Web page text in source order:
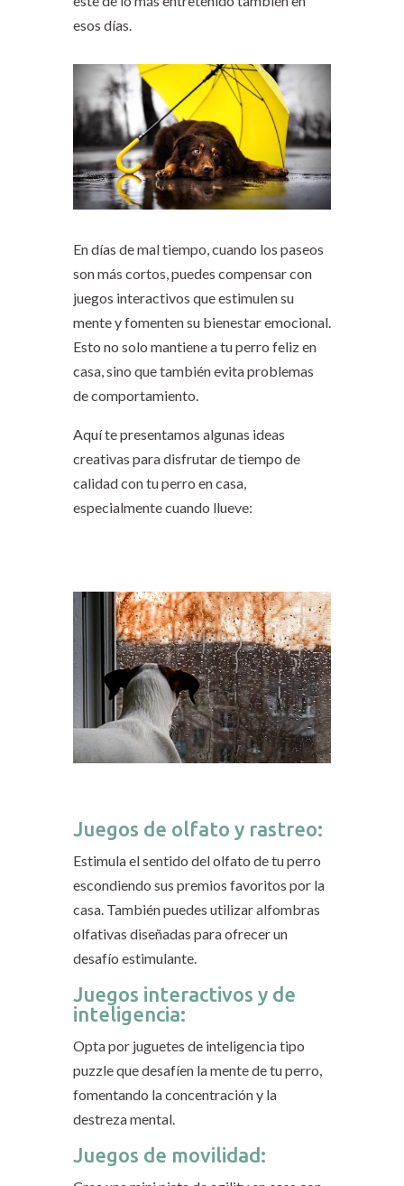
esos días.
En días de mal tiempo, cuando los paseos
son más cortos, puedes compensar con
juegos interactivos que estimulen su
mente y fomenten su bienestar emocional.
Esto no solo mantiene a tu perro feliz en
casa, sino que también evita problemas
de comportamiento.
Aquí te presentamos algunas ideas
creativas para disfrutar de tiempo de
calidad con tu perro en casa,
especialmente cuando llueve:
Juegos de olfato y rastreo:
Estimula el sentido del olfato de tu perro
escondiendo sus premios favoritos por la
casa. También puedes utilizar alfombras
olfativas diseñadas para ofrecer un
desafío estimulante.
Juegos interactivos y de
inteligencia:
Opta por juguetes de inteligencia tipo
puzzle que desafíen la mente de tu perro,
fomentando la concentración y la
destreza mental.
Juegos de movilidad: